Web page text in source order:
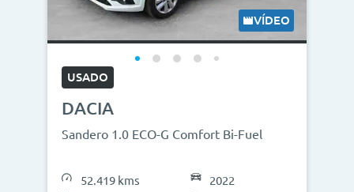
VÍDEO
USADO
DACIA
Sandero 1.0 ECO-G Comfort Bi-Fuel
52.419 kms
2022